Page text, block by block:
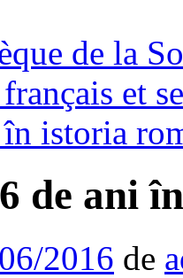
de la
et
în istoria
de ani
2016 de